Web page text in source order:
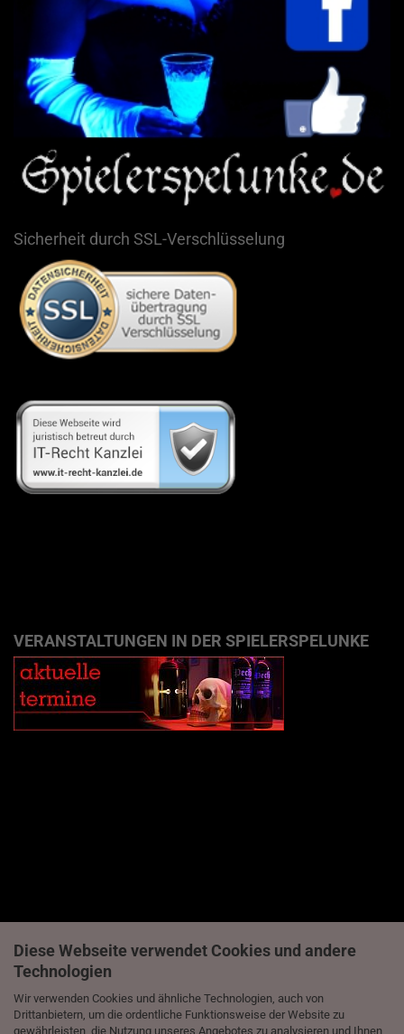
Diese Webseite verwendet Cookies und andere
Technologien
Wir verwenden Cookies und ähnliche Technologien, auch von
Drittanbietern, um die ordentliche Funktionsweise der Website zu
gewährleisten, die Nutzung unseres Angebotes zu analysieren und Ihnen
Sicherheit durch SSL-Verschlüsselung
VERANSTALTUNGEN IN DER SPIELERSPELUNKE